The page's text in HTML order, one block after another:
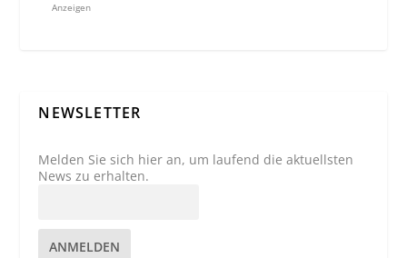
Anzeigen
NEWSLETTER
Melden Sie sich hier an, um laufend die aktuellsten
News zu erhalten.
ANMELDEN